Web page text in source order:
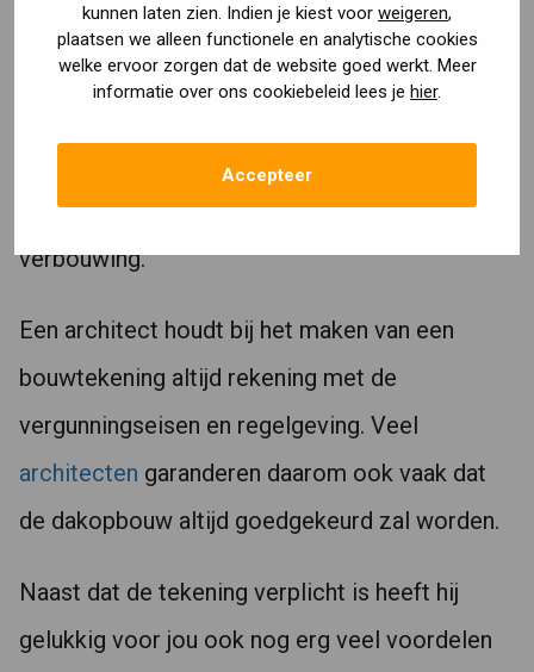
kunnen laten zien. Indien je kiest voor weigeren,
plaatsen we alleen functionele en analytische cookies
welke ervoor zorgen dat de website goed werkt. Meer
informatie over ons cookiebeleid lees je hier.
Accepteer
Je laat de bouwtekeningen maken door een
architect of doet dit zelf wanneer je meer dan
hier wel 100% zeker van zijn, omdat de
tekeningen van groot belang zijn voor de
verbouwing.
Een architect houdt bij het maken van een
bouwtekening altijd rekening met de
vergunningseisen en regelgeving. Veel
architecten garanderen daarom ook vaak dat
de dakopbouw altijd goedgekeurd zal worden.
Naast dat de tekening verplicht is heeft hij
gelukkig voor jou ook nog erg veel voordelen